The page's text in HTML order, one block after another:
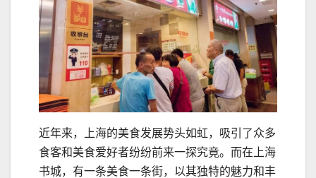
近年来，上海的美食发展势头如虹，吸引了众多
食客和美食爱好者纷纷前来一探究竟。而在上海
书城，有一条美食一条街，以其独特的魅力和丰